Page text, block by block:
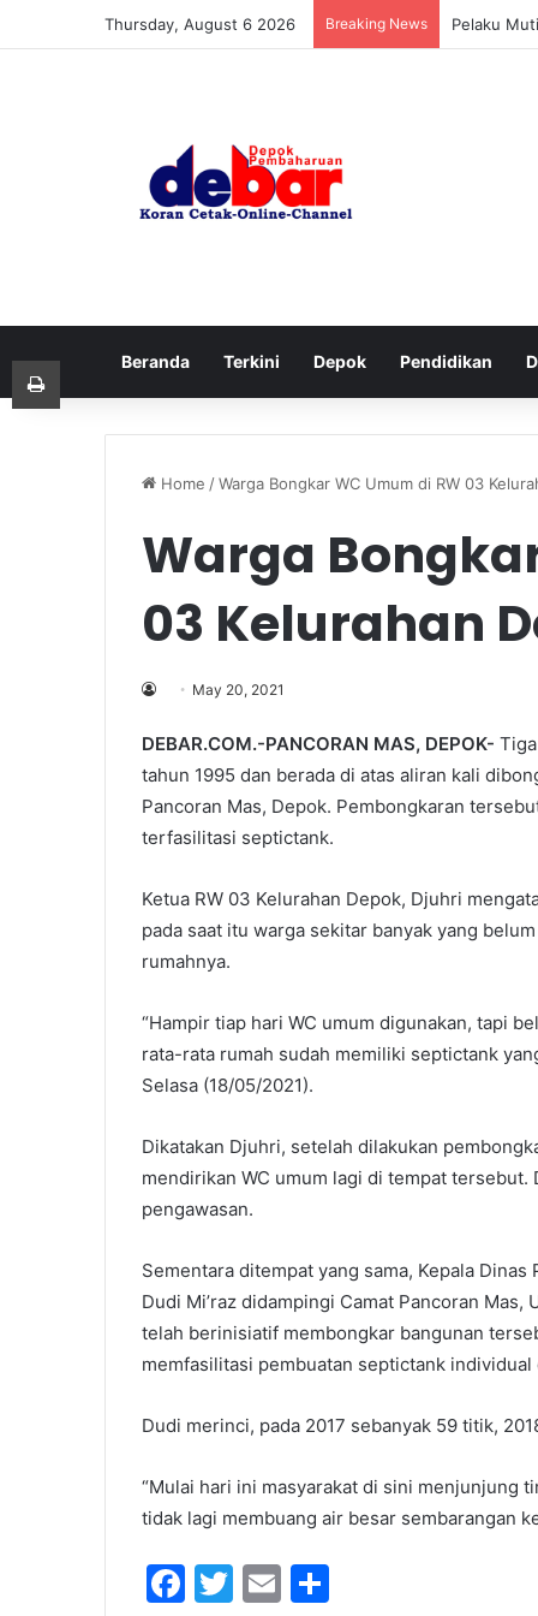
Thursday, August 6 2026 Breaking News Pelaku
Beranda Terkini Depok Pendidikan
Home /Warga Bongkar WC Umum di RW 03
Warga
03 Kelurahan
May 20, 2021
DEBAR.COM.-PANCORAN MAS, DEPOK-
tahun 1995 dan berada di atas aliran kali
Pancoran Mas, Depok. Pembongkaran
terfasilitasi septictank.
Ketua RW 03 Kelurahan Depok, Djuhri
pada saat itu warga sekitar banyak yang
rumahnya.
“Hampir tiap hari WC umum digunakan, tapi
rata-rata rumah sudah memiliki septictank
Selasa (18/05/2021).
Dikatakan Djuhri, setelah dilakukan
mendirikan WC umum lagi di tempat
pengawasan.
Sementara ditempat yang sama, Kepala
Dudi Mi’raz didampingi Camat Pancoran
telah berinisiatif membongkar bangunan
memfasilitasi pembuatan septictank individual
Dudi merinci, pada 2017 sebanyak 59 titik,
“Mulai hari ini masyarakat di sini menjunjung
tidak lagi membuang air besar sembarangan
F
T
E